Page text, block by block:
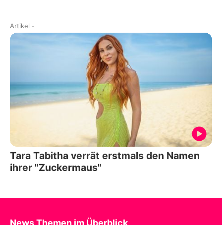
Artikel -
Tara Tabitha verrät erstmals den Namen
ihrer "Zuckermaus"
News Themen im Überblick